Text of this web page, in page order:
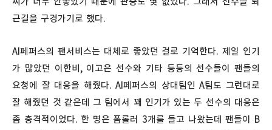
근길을 구경가기로 했다.
AI페퍼스의 팬서비스는 대체로 좋았던 걸로 기억한다. 제일 인기
가 많았던 이한비, 이고은 선수와 기타 등등의 선수들이 팬들의
요청에 잘 대응을 해줬다. AI페퍼스의 상대팀인 A팀도 그런대로
잘 해줬던 것 같은데 그 팀에서 꽤 인기가 있는 두 선수의 대응은
좀 충격적이었다. 한 명은 폼롤러 3개를 들고 나왔는데 팬들이 B